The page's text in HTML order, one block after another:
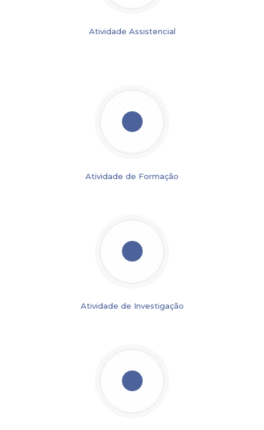
Atividade Assistencial
Atividade de Formação
Atividade de Investigação